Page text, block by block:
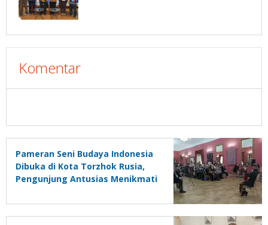
Komentar
Pameran Seni Budaya Indonesia
Dibuka di Kota Torzhok Rusia,
Pengunjung Antusias Menikmati
Rebab